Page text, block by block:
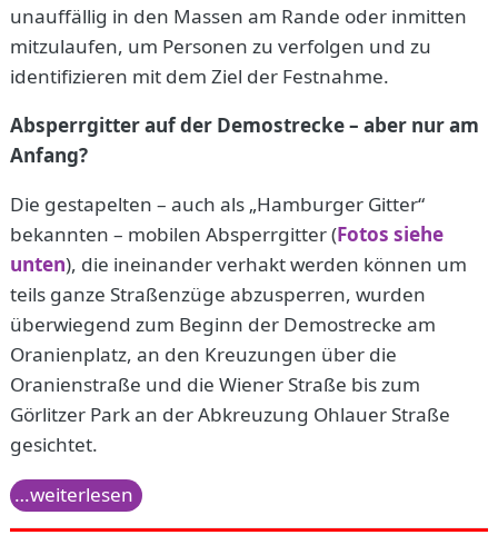
unauffällig in den Massen am Rande oder inmitten
mitzulaufen, um Personen zu verfolgen und zu
identifizieren mit dem Ziel der Festnahme.
Absperrgitter auf der Demostrecke – aber nur am
Anfang?
Die gestapelten – auch als „Hamburger Gitter“
bekannten – mobilen Absperrgitter (Fotos siehe
unten), die ineinander verhakt werden können um
teils ganze Straßenzüge abzusperren, wurden
überwiegend zum Beginn der Demostrecke am
Oranienplatz, an den Kreuzungen über die
Oranienstraße und die Wiener Straße bis zum
Görlitzer Park an der Abkreuzung Ohlauer Straße
gesichtet.
…weiterlesen